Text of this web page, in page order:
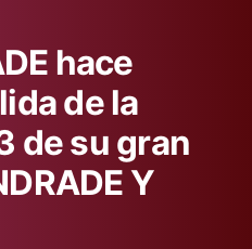
hace
de la
de su gran
Y